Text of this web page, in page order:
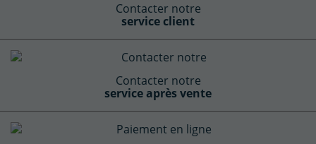
Contacter notre
service client
Contacter notre
service après vente